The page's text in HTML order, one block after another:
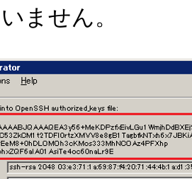
ません。